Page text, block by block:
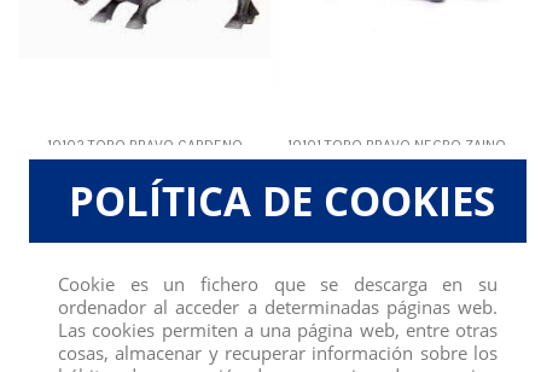
10102 TORO BRAVO CARDENO
EMBISTIENDO DEQUBE
View
10101 TORO BRAVO NEGRO ZAINO
EMVISTIENDO DEQUBE
View
POLÍTICA DE COOKIES
Cookie es un fichero que se descarga en su
ordenador al acceder a determinadas páginas web.
Las cookies permiten a una página web, entre otras
cosas, almacenar y recuperar información sobre los